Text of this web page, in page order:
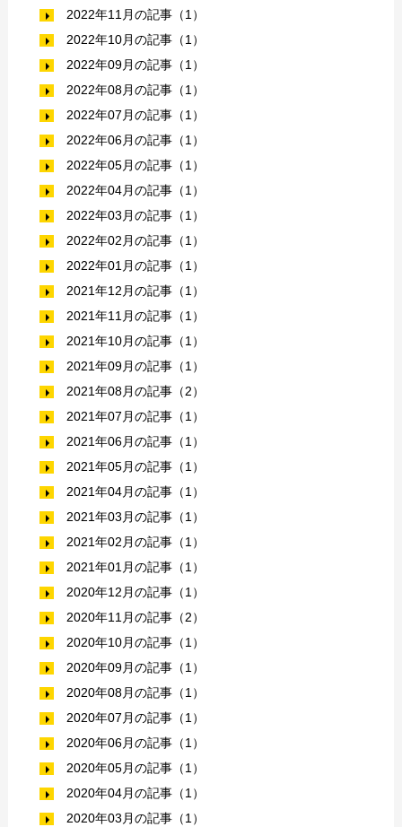
2022年11月の記事（1）
2022年10月の記事（1）
2022年09月の記事（1）
2022年08月の記事（1）
2022年07月の記事（1）
2022年06月の記事（1）
2022年05月の記事（1）
2022年04月の記事（1）
2022年03月の記事（1）
2022年02月の記事（1）
2022年01月の記事（1）
2021年12月の記事（1）
2021年11月の記事（1）
2021年10月の記事（1）
2021年09月の記事（1）
2021年08月の記事（2）
2021年07月の記事（1）
2021年06月の記事（1）
2021年05月の記事（1）
2021年04月の記事（1）
2021年03月の記事（1）
2021年02月の記事（1）
2021年01月の記事（1）
2020年12月の記事（1）
2020年11月の記事（2）
2020年10月の記事（1）
2020年09月の記事（1）
2020年08月の記事（1）
2020年07月の記事（1）
2020年06月の記事（1）
2020年05月の記事（1）
2020年04月の記事（1）
2020年03月の記事（1）